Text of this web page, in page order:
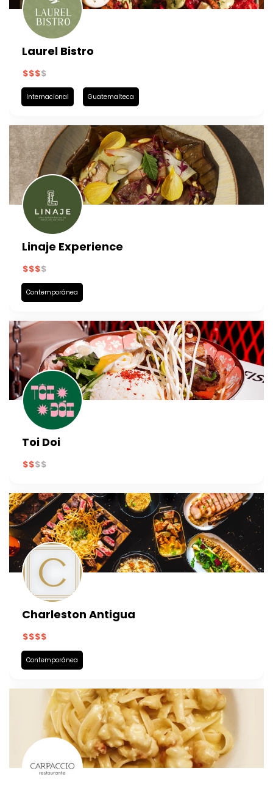
Laurel Bistro
Internacional Guatemalteca
Linaje Experience
Contemporánea
Toi Doi
Charleston Antigua
Contemporánea